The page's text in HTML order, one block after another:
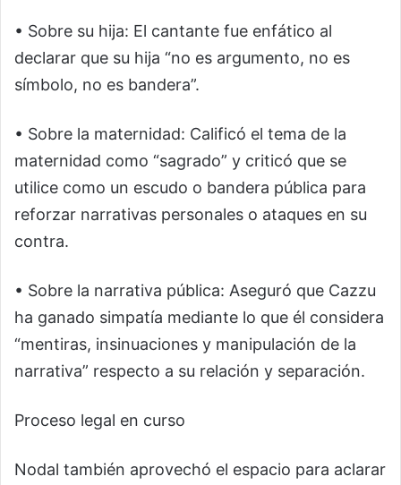
• Sobre su hija: El cantante fue enfático al
declarar que su hija “no es argumento, no es
símbolo, no es bandera”.
• Sobre la maternidad: Calificó el tema de la
maternidad como “sagrado” y criticó que se
utilice como un escudo o bandera pública para
reforzar narrativas personales o ataques en su
contra.
• Sobre la narrativa pública: Aseguró que Cazzu
ha ganado simpatía mediante lo que él considera
“mentiras, insinuaciones y manipulación de la
narrativa” respecto a su relación y separación.
Proceso legal en curso
Nodal también aprovechó el espacio para aclarar